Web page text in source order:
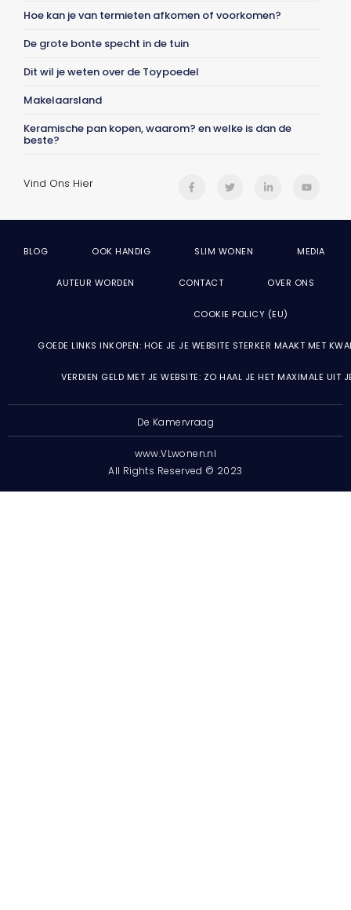
Hoe kan je van termieten afkomen of voorkomen?
De grote bonte specht in de tuin
Dit wil je weten over de Toypoedel
Makelaarsland
Keramische pan kopen, waarom? en welke is dan de
beste?
Vind Ons Hier
BLOG OOK HANDIG SLIM WONEN MEDIA
AUTEUR WORDEN CONTACT OVER ONS
COOKIE POLICY (EU)
GOEDE LINKS INKOPEN: HOE JE JE WEBSITE STERKER MAAKT MET
VERDIEN GELD MET JE WEBSITE: ZO HAAL JE HET MAXIMALE UIT
De Kamervraag
www.VLwonen.nl
All Rights Reserved © 2023